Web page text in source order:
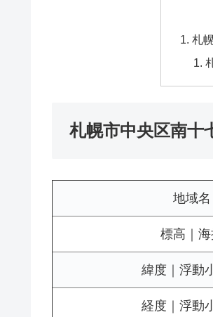
札
札幌市中央区南十
地域名
標高｜海
緯度｜浮動
経度｜浮動